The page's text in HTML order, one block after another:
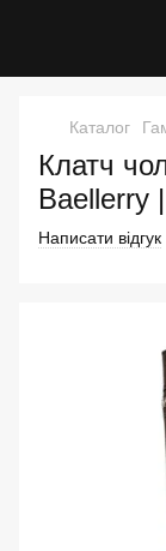
Каталог
Клатч
Baellerry
Написати відгук